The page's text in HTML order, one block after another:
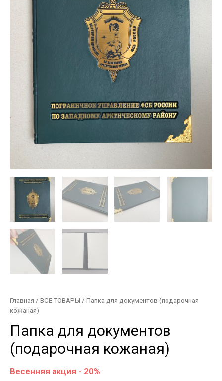
Главная / ВСЕ ТОВАРЫ / Папка для документов (подарочная
кожаная)
Папка для документов
(подарочная кожаная)
Весенняя акция - 20%